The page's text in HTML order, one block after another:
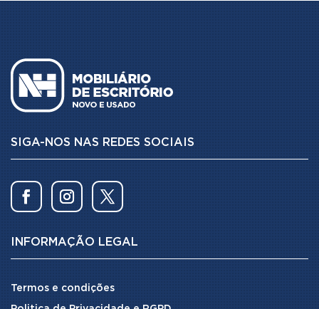
SIGA-NOS NAS REDES SOCIAIS
INFORMAÇÃO LEGAL
Termos e condições